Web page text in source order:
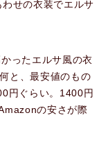
せの衣装でエルサ
ったエルサ風の衣
と、最安値のもの
円ぐらい。1400円
の安さが際